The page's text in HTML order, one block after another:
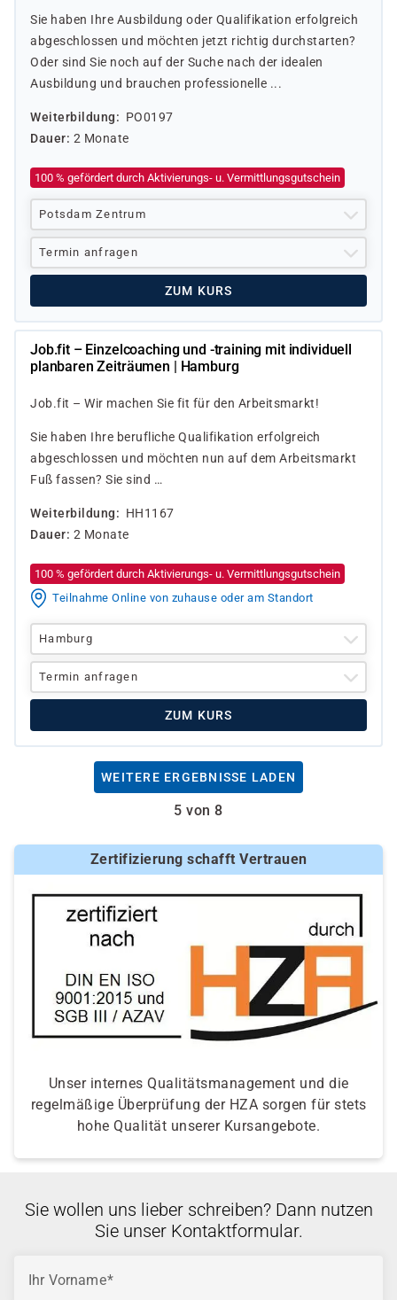
Sie haben Ihre Ausbildung oder Qualifikation erfolgreich
abgeschlossen und möchten jetzt richtig durchstarten?
Oder sind Sie noch auf der Suche nach der idealen
Ausbildung und brauchen professionelle ...
Weiterbildung
PO0197
Dauer 2 Monate
100 % gefördert durch Aktivierungs- u. Vermittlungsgutschein
Potsdam Zentrum
Termin anfragen
ZUM KURS
Job.fit – Einzelcoaching und -training mit individuell
planbaren Zeiträumen | Hamburg
Job.fit – Wir machen Sie fit für den Arbeitsmarkt!
Sie haben Ihre berufliche Qualifikation erfolgreich
abgeschlossen und möchten nun auf dem Arbeitsmarkt
Fuß fassen? Sie sind …
Weiterbildung
HH1167
Dauer 2 Monate
100 % gefördert durch Aktivierungs- u. Vermittlungsgutschein
Teilnahme Online von zuhause oder am Standort
Hamburg
Termin anfragen
ZUM KURS
WEITERE ERGEBNISSE LADEN
5 von 8
Zertifizierung schafft Vertrauen
Unser internes Qualitätsmanagement und die
regelmäßige Überprüfung der HZA sorgen für stets
hohe Qualität unserer Kursangebote.
Sie wollen uns lieber schreiben? Dann nutzen
Sie unser Kontaktformular.
Ihr Vorname